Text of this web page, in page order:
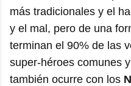
más tradicionales y el
y el mal, pero de una
terminan el 90% de las
super-héroes comunes
también ocurre con los